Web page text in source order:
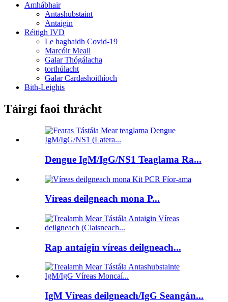
Amhábhair
Antashubstaint
Antaigin
Réitigh IVD
Le haghaidh Covid-19
Marcóir Meall
Galar Thógálacha
torthúlacht
Galar Cardashoithíoch
Bith-Leighis
Táirgí faoi thrácht
Dengue IgM/IgG/NS1 Teaglama Ra...
Víreas deilgneach mona P...
Rap antaigin víreas deilgneach...
IgM Víreas deilgneach/IgG Seangán...